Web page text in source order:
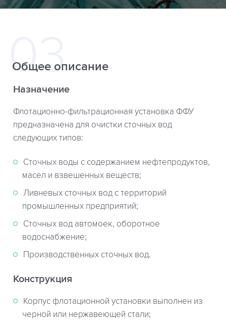
Общее описание
Назначение
Флотационно-фильтрационная установка ФФУ
предназначена для очистки сточных вод
следующих типов:
Сточных воды с содержанием нефтепродуктов,
масел и взвешенных веществ;
Ливневых сточных вод с территорий
промышленных предприятий;
Сточных вод автомоек, оборотное
водоснабжение;
Производственных сточных вод.
Конструкция
Корпус флотационной установки выполнен из
черной или нержавеющей стали;